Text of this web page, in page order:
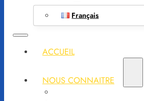
Français
ACCUEIL
NOUS CONNAITRE